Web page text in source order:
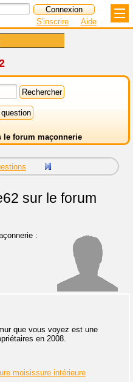
S'inscrire Aide
le forum maçonnerie
sur le forum
:
que vous voyez est une
en 2008.
moisissure intérieure